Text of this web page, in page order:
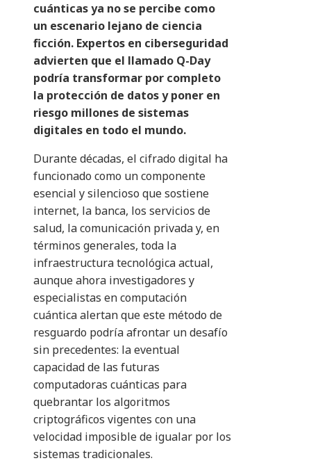
cuánticas ya no se percibe como
un escenario lejano de ciencia
ficción. Expertos en ciberseguridad
advierten que el llamado Q-Day
podría transformar por completo
la protección de datos y poner en
riesgo millones de sistemas
digitales en todo el mundo.
Durante décadas, el cifrado digital ha
funcionado como un componente
esencial y silencioso que sostiene
internet, la banca, los servicios de
salud, la comunicación privada y, en
términos generales, toda la
infraestructura tecnológica actual,
aunque ahora investigadores y
especialistas en computación
cuántica alertan que este método de
resguardo podría afrontar un desafío
sin precedentes: la eventual
capacidad de las futuras
computadoras cuánticas para
quebrantar los algoritmos
criptográficos vigentes con una
velocidad imposible de igualar por los
sistemas tradicionales.